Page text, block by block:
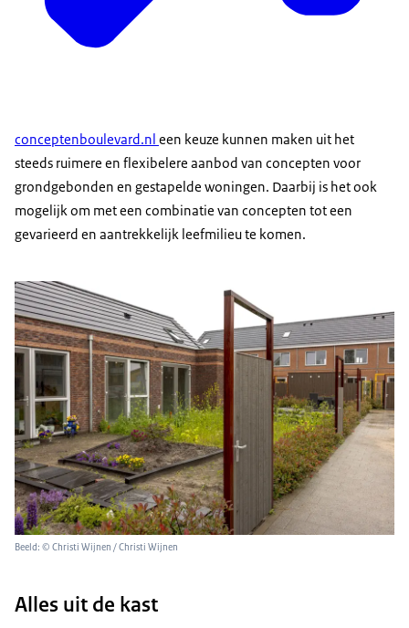
conceptenboulevard.nl een keuze kunnen maken uit het
steeds ruimere en flexibelere aanbod van concepten voor
grondgebonden en gestapelde woningen. Daarbij is het ook
mogelijk om met een combinatie van concepten tot een
gevarieerd en aantrekkelijk leefmilieu te komen.
Beeld: © Christi Wijnen / Christi Wijnen
Alles uit de kast